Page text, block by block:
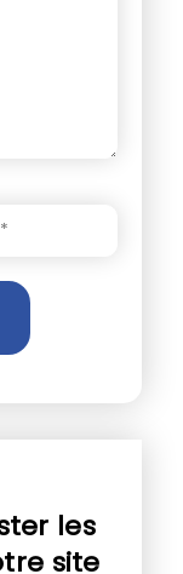
les
site